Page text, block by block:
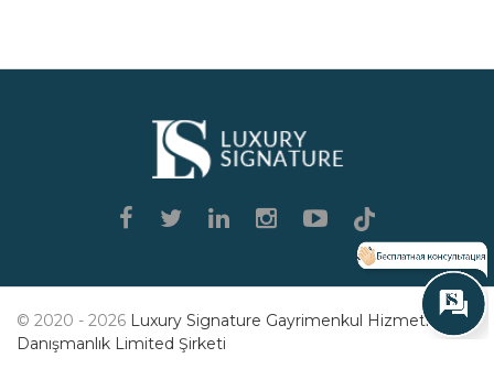
© 2020 - 2026 Luxury Signature Gayrimenkul Hizmetleri
Danışmanlık Limited Şirketi